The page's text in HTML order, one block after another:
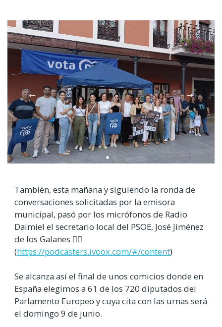
También, esta mañana y siguiendo la ronda de
conversaciones solicitadas por la emisora
municipal, pasó por los micrófonos de Radio
Daimiel el secretario local del PSOE, José Jiménez
de los Galanes 👉🏻
(https://podcasters.ivoox.com/#/content)
Se alcanza así el final de unos comicios donde en
España elegimos a 61 de los 720 diputados del
Parlamento Europeo y cuya cita con las urnas será
el domingo 9 de junio.